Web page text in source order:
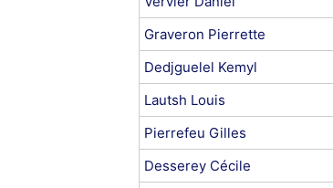
Graveron Pierrette
Dedjguelel Kemyl
Lautsh Louis
Pierrefeu Gilles
Desserey Cécile